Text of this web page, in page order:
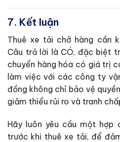
7. Kết luận
Thuê xe tải chở hàng cần
Câu trả lời là CÓ, đặc biệt
chuyển hàng hóa có giá trị
làm việc với các công ty
đồng không chỉ bảo vệ
giảm thiểu rủi ro và tranh
Hãy luôn yêu cầu một
trước khi thuê xe tải, để